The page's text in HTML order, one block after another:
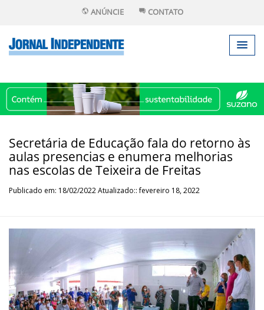
ANÚNCIE CONTATO
Secretária de Educação fala do retorno às
aulas presencias e enumera melhorias
nas escolas de Teixeira de Freitas
Publicado em: 18/02/2022 Atualizado:: fevereiro 18, 2022